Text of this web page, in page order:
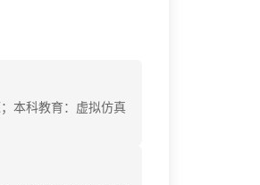
本科教育：虚拟仿真